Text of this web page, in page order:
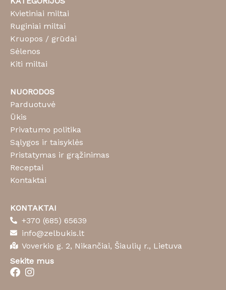
Kvietiniai miltai
Ruginiai miltai
Kruopos / grūdai
Sėlenos
Kiti miltai
NUORODOS
Parduotuvė
Ūkis
Privatumo politika
Sąlygos ir taisyklės
Pristatymas ir grąžinimas
Receptai
Kontaktai
KONTAKTAI
+370 (685) 65639
info@zelbukis.lt
Voverkio g. 2, Nikančiai, Šiaulių r., Lietuva
Sekite mus